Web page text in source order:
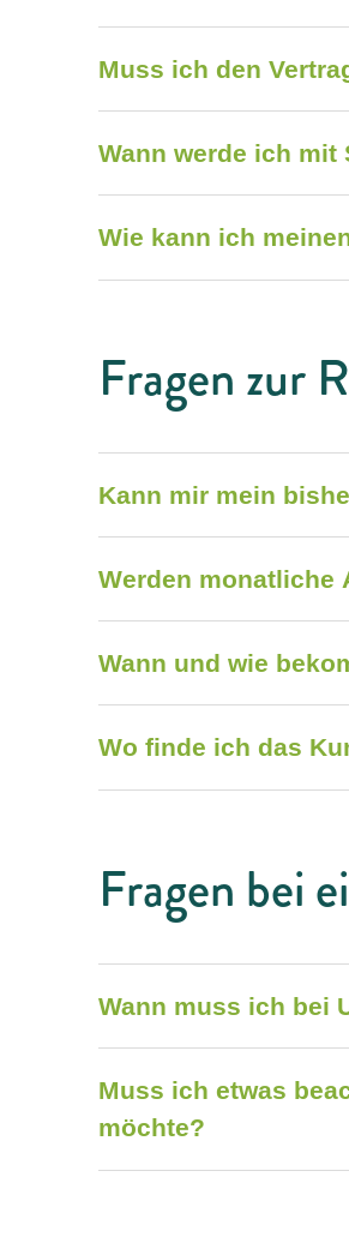
Muss ich den
Wann werde ich mit
Wie kann ich
Fragen zur
Kann mir mein
Werden monatliche
Wann und wie
Wo finde ich das
Fragen bei
Wann muss ich bei
Muss ich etwas
möchte?